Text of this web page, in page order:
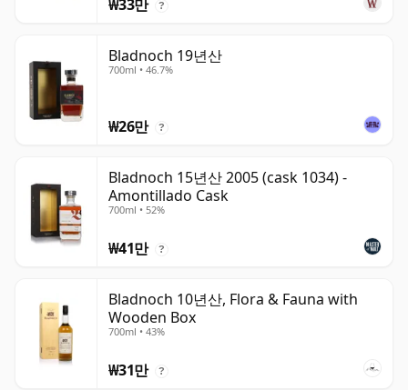
₩33만 ?
Bladnoch 19년산
700ml • 46.7%
₩26만 ?
Bladnoch 15년산 2005 (cask 1034) -
Amontillado Cask
700ml • 52%
₩41만 ?
Bladnoch 10년산, Flora & Fauna with
Wooden Box
700ml • 43%
₩31만 ?